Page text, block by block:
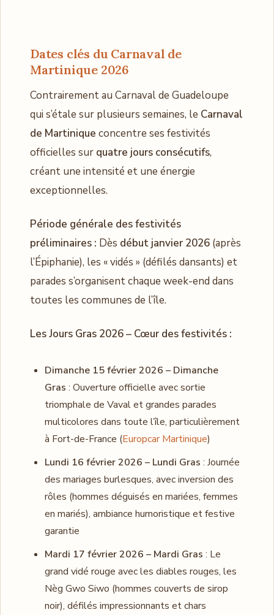
Dates clés du Carnaval de
Martinique 2026
Contrairement au Carnaval de Guadeloupe
qui s’étale sur plusieurs semaines, le Carnaval
de Martinique concentre ses festivités
officielles sur quatre jours consécutifs,
créant une intensité et une énergie
exceptionnelles.
Période générale des festivités
préliminaires : Dès début janvier 2026 (après
l’Épiphanie), les « vidés » (défilés dansants) et
parades s’organisent chaque week-end dans
toutes les communes de l’île.
Les Jours Gras 2026 – Cœur des festivités :
Dimanche 15 février 2026 – Dimanche
Gras : Ouverture officielle avec sortie
triomphale de Vaval et grandes parades
multicolores dans toute l’île, particulièrement
à Fort-de-France (Europcar Martinique)
Lundi 16 février 2026 – Lundi Gras : Journée
des mariages burlesques, avec inversion des
rôles (hommes déguisés en mariées, femmes
en mariés), ambiance humoristique et festive
garantie
Mardi 17 février 2026 – Mardi Gras : Le
grand vidé rouge avec les diables rouges, les
Nèg Gwo Siwo (hommes couverts de sirop
noir), défilés impressionnants et chars